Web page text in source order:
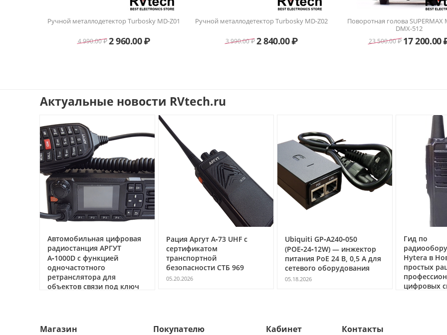
Ручной металлодетектор Turbosky MD-Z01
4 990.00₽2 960.00₽
Ручной металлодетектор Turbosky MD-Z02
3 990.00₽2 840.00₽
Поворотная голова SUPERMAX
DMX-512
23 500.00₽ 17 200.00
Актуальные новости RVtech.ru
Автомобильная цифровая
радиостанция АРГУТ
А‑1000D с функцией
одночастотного
ретранслятора для
объектов связи под ключ
Рация Аргут А‑73 UHF с
сертификатом
транспортной
безопасности СТБ 969
05.20.2026
Ubiquiti GP‑A240‑050
(POE‑24‑12W) — инжектор
питания PoE 24 В, 0,5 А для
сетевого оборудования
05.18.2026
Гид по
Hytera в
простых
цифровых
Магазин Покупателю Кабинет Контакты